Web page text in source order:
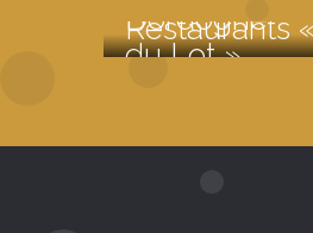
Dordogne
Restaurants
du Lot »